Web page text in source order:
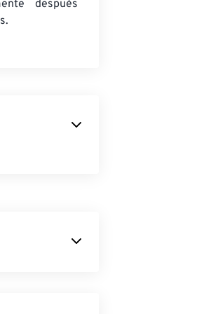
después